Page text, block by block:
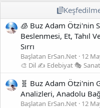
l
e
r
:
🧊 Buz Adam Ötzi'nin
Beslenmesi, Et, Tahıl
Sırrı
Başlatan ErSan.Net 12
🎨 Dil ✍️ Edebiyat 🎭
🧬 Buz Adam Ötzi'nin
Analizleri, Anadolu
Başlatan ErSan.Net 12